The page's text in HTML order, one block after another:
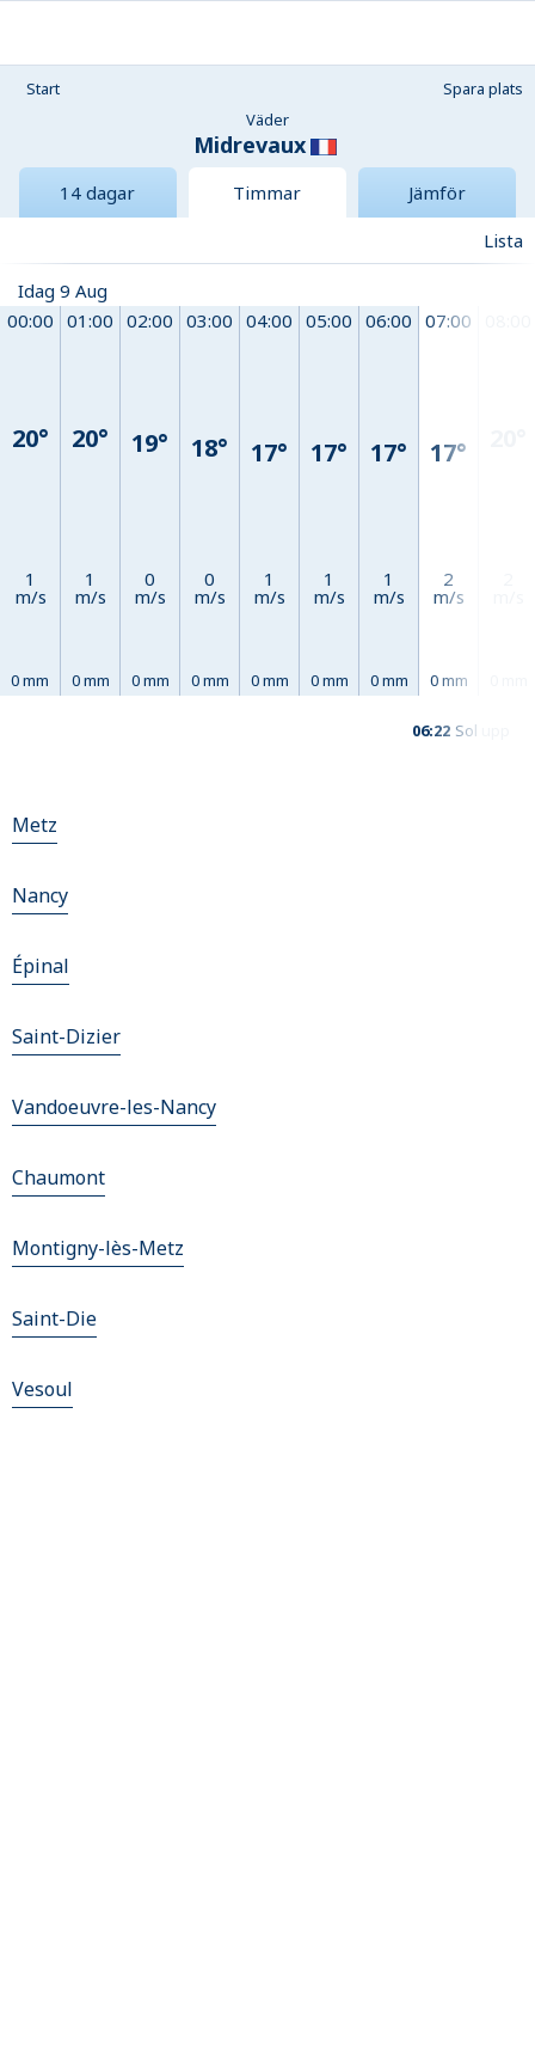
Start
Spara plats
Väder
Midrevaux
14 dagar Timmar
Jämför
Lista
Idag 9 Aug
00:00
20°
1
m/s
0 mm
01:00
20°
1
m/s
0 mm
02:00
19°
0
m/s
0 mm
03:00
18°
0
m/s
0 mm
04:00
17°
1
m/s
0 mm
05:00
17°
1
m/s
0 mm
06:00
17°
1
m/s
0 mm
07:00
17°
2
m/s
0 mm
06:22 Sol upp
Metz
Nancy
Épinal
Saint-Dizier
Vandoeuvre-les-Nancy
Chaumont
Montigny-lès-Metz
Saint-Die
Vesoul